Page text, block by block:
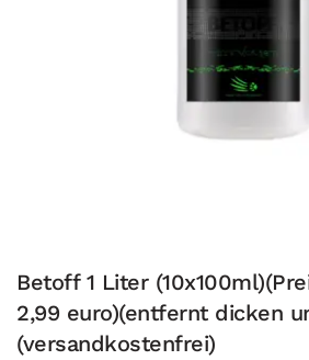
Betoff 1 Liter
2,99 euro)(entfernt dicken
(versandkostenfrei)